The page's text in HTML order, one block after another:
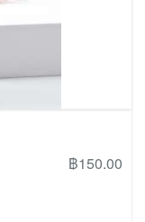
฿150.00